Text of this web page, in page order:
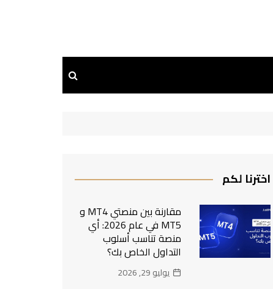
اخترنا لكم
مقارنة بين منصتي MT4 و
MT5 في عام 2026: أي
منصة تناسب أسلوب
التداول الخاص بك؟
يوليو 29, 2026